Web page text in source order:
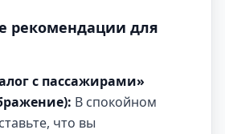
рекомендации для
с пассажирами»
В спокойном
что вы